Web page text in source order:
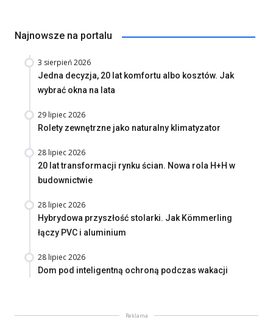
Najnowsze na portalu
3 sierpień 2026
Jedna decyzja, 20 lat komfortu albo kosztów. Jak
wybrać okna na lata
29 lipiec 2026
Rolety zewnętrzne jako naturalny klimatyzator
28 lipiec 2026
20 lat transformacji rynku ścian. Nowa rola H+H w
budownictwie
28 lipiec 2026
Hybrydowa przyszłość stolarki. Jak Kömmerling
łączy PVC i aluminium
28 lipiec 2026
Dom pod inteligentną ochroną podczas wakacji
Reklama